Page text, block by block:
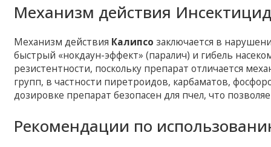
Механизм действия
Механизм действия Калипсо заключается в
быстрый «нокдаун-эффект» (паралич) и гибель
резистентности, поскольку препарат отличается
групп, в частности пиретроидов, карбаматов,
дозировке препарат безопасен для пчел, что
Рекомендации по